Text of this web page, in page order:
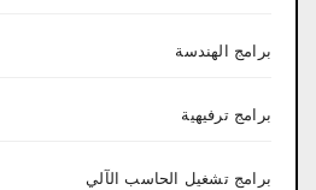
برامج الهندسة
برامج ترفيهية
برامج تشغيل الحاسب الآلي